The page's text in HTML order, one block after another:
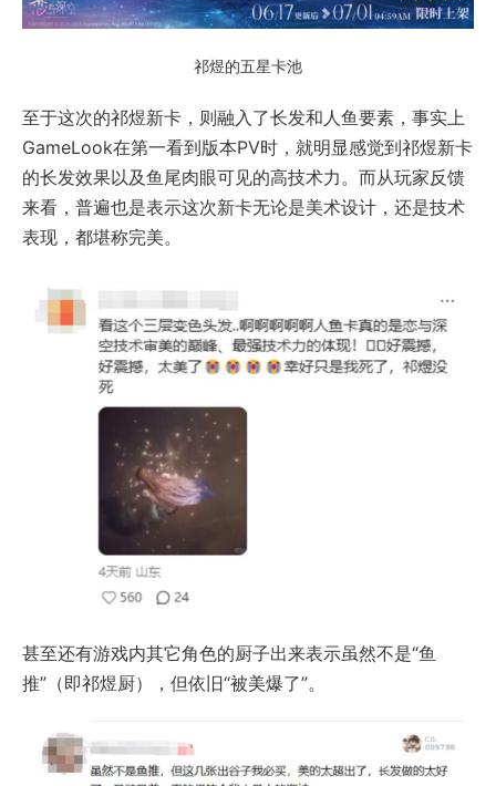
祁煜的五星卡池
至于这次的祁煜新卡，则融入了长发和人鱼要素，事实上
GameLook在第一看到版本PV时，就明显感觉到祁煜新卡
的长发效果以及鱼尾肉眼可见的高技术力。而从玩家反馈
来看，普遍也是表示这次新卡无论是美术设计，还是技术
表现，都堪称完美。
甚至还有游戏内其它角色的厨子出来表示虽然不是“鱼
推”（即祁煜厨），但依旧“被美爆了”。